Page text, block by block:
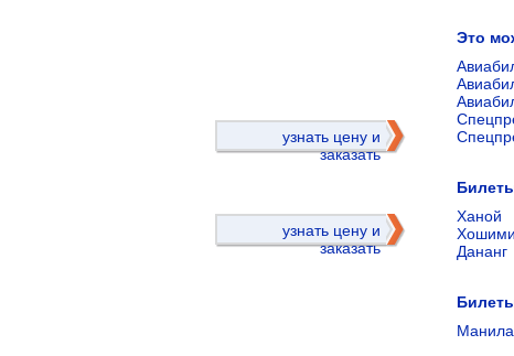
узнать цену и
заказать
узнать цену и
заказать
Это
Ханой
Дананг
Манила